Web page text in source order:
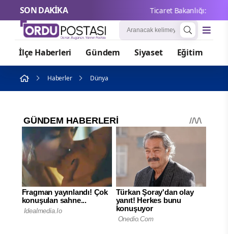
SON DAKİKA Ticaret Bakanlığı:
İlçe Haberleri Gündem Siyaset Eğitim
Haberler Dünya